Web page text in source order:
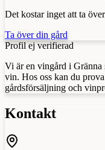
Det kostar inget att ta
Ta över din gård
Profil ej verifierad
Vi är en vingård i
vin. Hos oss kan du
gårdsförsäljning och
Kontakt